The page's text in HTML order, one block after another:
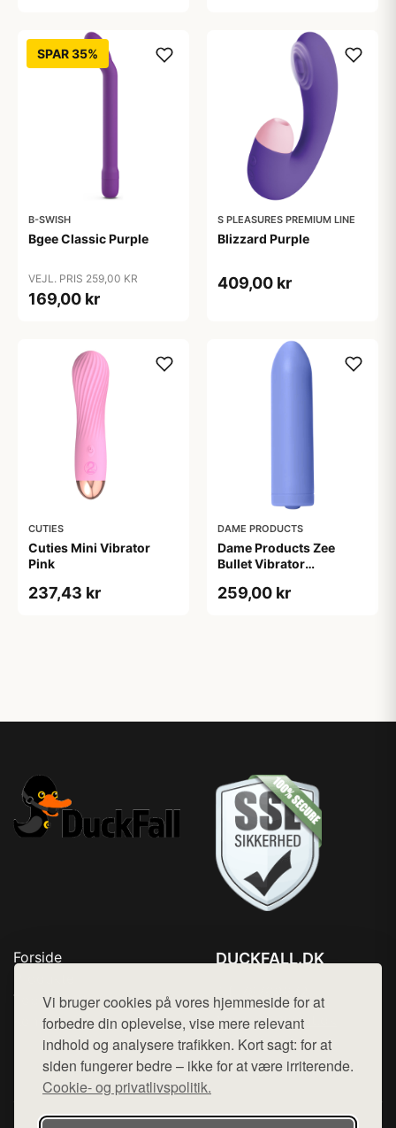
Vi bruger cookies på vores hjemmeside for at
forbedre din oplevelse, vise mere relevant
indhold og analysere trafikken. Kort sagt: for at
siden fungerer bedre – ikke for at være irriterende.
Cookie- og privatlivspolitik.
SPAR 35%
B-SWISH
Bgee Classic Purple
VEJL. PRIS 259,00 KR
169,00 kr
S PLEASURES PREMIUM LINE
Blizzard Purple
409,00 kr
CUTIES
Cuties Mini Vibrator
Pink
237,43 kr
DAME PRODUCTS
Dame Products Zee
Bullet Vibrator
259,00 kr
Forside
Top Rabatter
Kontakt
DUCKFALL.DK
Mail: hej@want.dk
Cookie- og privatlivspolitik